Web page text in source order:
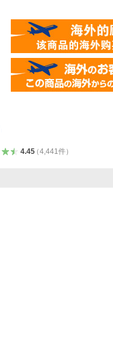
4.45（4,441件）